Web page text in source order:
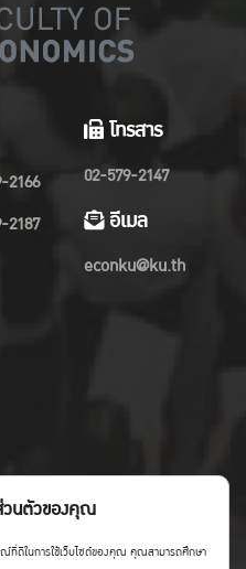
2166
2187
โทรสาร
02-579-2147
อีเมล
econku@ku.th
วนตัวของคุณ
ที่ดีในการใช้เว็บไซต์ของคุณ คุณสามารถศึกษา